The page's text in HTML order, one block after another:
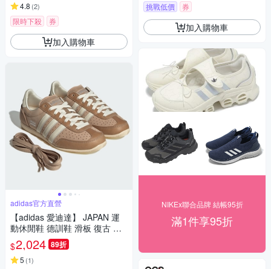
4.8 (2)
限時下殺 券
加入購物車
adidas官方直營
【adidas 愛迪達】 JAPAN 運
動休閒鞋 德訓鞋 滑板 復古 薄
底鞋 女鞋 - Originals JS0253
$2,024 89折
5 (1)
挑戰低價 券
加入購物車
NIKEx聯合品牌 結帳95折
滿1件享95折